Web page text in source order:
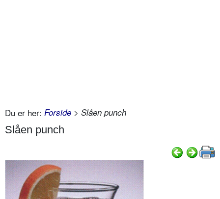
Du er her: Forside > Slåen punch
Slåen punch